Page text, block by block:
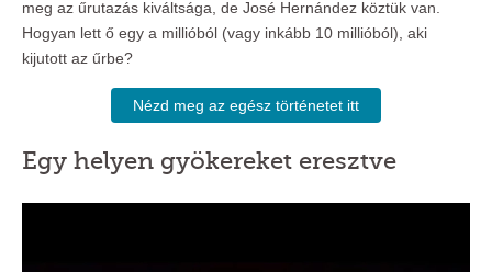
meg az űrutazás kiváltsága, de José Hernández köztük van.
Hogyan lett ő egy a millióból (vagy inkább 10 millióból), aki
kijutott az űrbe?
Nézd meg az egész történetet itt
Egy helyen gyökereket eresztve